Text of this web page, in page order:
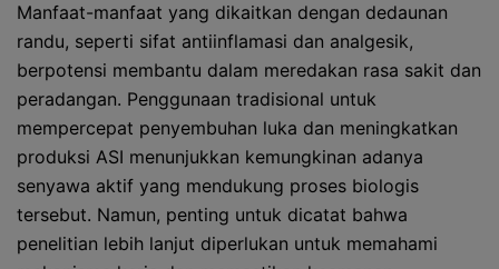
Manfaat-manfaat yang dikaitkan dengan dedaunan
randu, seperti sifat antiinflamasi dan analgesik,
berpotensi membantu dalam meredakan rasa sakit dan
peradangan. Penggunaan tradisional untuk
mempercepat penyembuhan luka dan meningkatkan
produksi ASI menunjukkan kemungkinan adanya
senyawa aktif yang mendukung proses biologis
tersebut. Namun, penting untuk dicatat bahwa
penelitian lebih lanjut diperlukan untuk memahami